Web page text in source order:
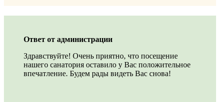
Ответ от администрации
Здравствуйте! Очень приятно, что посещение
нашего санатория оставило у Вас положительное
впечатление. Будем рады видеть Вас снова!